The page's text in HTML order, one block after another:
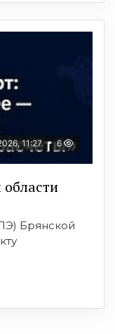
11:27 6
Брянской